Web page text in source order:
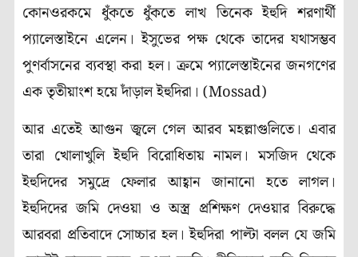
কোনওরকমে ধুঁকতে ধুঁকতে লাখ তিনেক ইহুদি শরণার্থী
প্যালেস্তাইনে এলেন। ইসুভের পক্ষ থেকে তাদের যথাসম্ভব
পুণর্বাসনের ব্যবস্থা করা হল। ক্রমে প্যালেস্তাইনের জনগণের
এক তৃতীয়াংশ হয়ে দাঁড়াল ইহুদিরা। (Mossad)
আর এতেই আগুন জ্বলে গেল আরব মহল্লাগুলিতে। এবার
তারা খোলাখুলি ইহুদি বিরোধিতায় নামল। মসজিদ থেকে
ইহুদিদের সমুদ্রে ফেলার আহ্বান জানানো হতে লাগল।
ইহুদিদের জমি দেওয়া ও অস্ত্র প্রশিক্ষণ দেওয়ার বিরুদ্ধে
আরবরা প্রতিবাদে সোচ্চার হল। ইহুদিরা পাল্টা বলল যে জমি